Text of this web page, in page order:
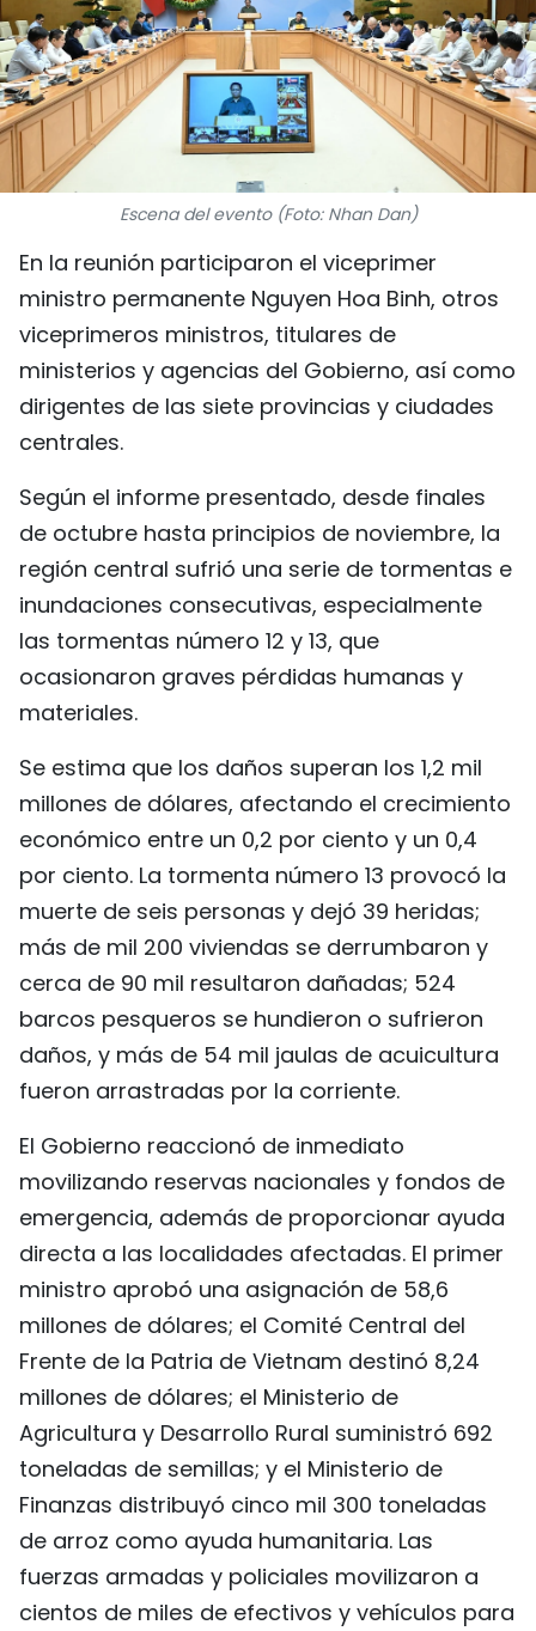
¿QUIÉNES SOMOS?
TIẾNG VIỆT
ENGLISH
РУССКИЙ
Escena del evento (Foto: Nhan Dan)
En la reunión participaron el viceprimer
ministro permanente Nguyen Hoa Binh, otros
viceprimeros ministros, titulares de
ministerios y agencias del Gobierno, así como
dirigentes de las siete provincias y ciudades
centrales.
Según el informe presentado, desde finales
de octubre hasta principios de noviembre, la
región central sufrió una serie de tormentas e
inundaciones consecutivas, especialmente
las tormentas número 12 y 13, que
ocasionaron graves pérdidas humanas y
materiales.
Se estima que los daños superan los 1,2 mil
millones de dólares, afectando el crecimiento
económico entre un 0,2 por ciento y un 0,4
por ciento. La tormenta número 13 provocó la
muerte de seis personas y dejó 39 heridas;
más de mil 200 viviendas se derrumbaron y
cerca de 90 mil resultaron dañadas; 524
barcos pesqueros se hundieron o sufrieron
daños, y más de 54 mil jaulas de acuicultura
fueron arrastradas por la corriente.
El Gobierno reaccionó de inmediato
movilizando reservas nacionales y fondos de
emergencia, además de proporcionar ayuda
directa a las localidades afectadas. El primer
ministro aprobó una asignación de 58,6
millones de dólares; el Comité Central del
Frente de la Patria de Vietnam destinó 8,24
millones de dólares; el Ministerio de
Agricultura y Desarrollo Rural suministró 692
toneladas de semillas; y el Ministerio de
Finanzas distribuyó cinco mil 300 toneladas
de arroz como ayuda humanitaria. Las
fuerzas armadas y policiales movilizaron a
cientos de miles de efectivos y vehículos para